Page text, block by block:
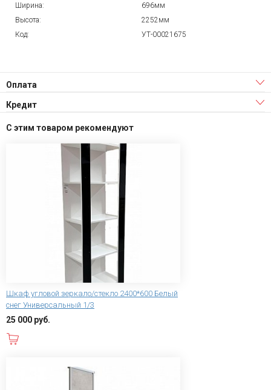
Ширина:
696мм
Высота:
2252мм
Код:
УТ-00021675
Оплата
Кредит
С этим товаром рекомендуют
Шкаф угловой зеркало/стекло 2400*600 Белый
снег Универсальный 1/3
25 000 руб.